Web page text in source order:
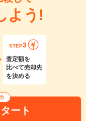
よう!
STEP3
査定額を
比べて売却先
を決める
ート